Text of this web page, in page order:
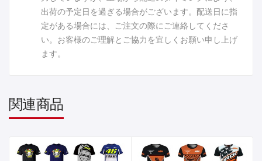
出荷の予定日を過ぎる場合がございます。配送日に指
定がある場合には、ご注文の際にご連絡してくださ
い。お客様のご理解とご協力を宜しくお願い申し上げ
ます。
関連商品